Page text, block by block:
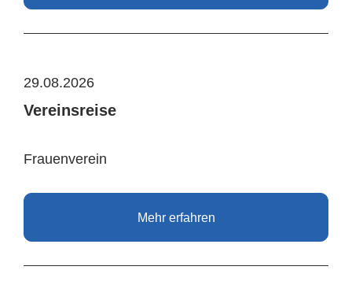
29.08.2026
Vereinsreise
Frauenverein
Mehr erfahren